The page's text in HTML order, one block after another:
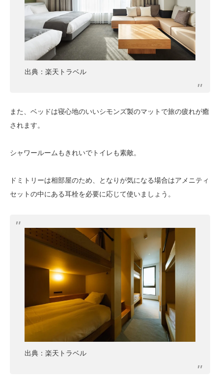
出典：楽天トラベル
また、ベッドは寝心地のいいシモンズ製のマットで旅の疲れが癒
されます。
シャワールームもきれいでトイレも素敵。
ドミトリーは相部屋のため、となりが気になる場合はアメニティ
セットの中にある耳栓を必要に応じて使いましょう。
出典：楽天トラベル